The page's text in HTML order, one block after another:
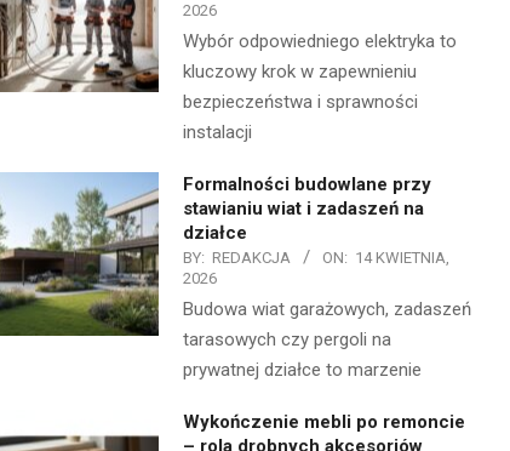
2026
Wybór odpowiedniego elektryka to
kluczowy krok w zapewnieniu
bezpieczeństwa i sprawności
instalacji
Formalności budowlane przy
stawianiu wiat i zadaszeń na
działce
BY: REDAKCJA ON: 14 KWIETNIA,
2026
Budowa wiat garażowych, zadaszeń
tarasowych czy pergoli na
prywatnej działce to marzenie
Wykończenie mebli po remoncie
– rola drobnych akcesoriów